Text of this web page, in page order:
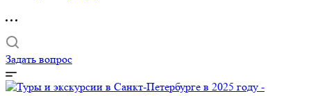
Задать вопрос